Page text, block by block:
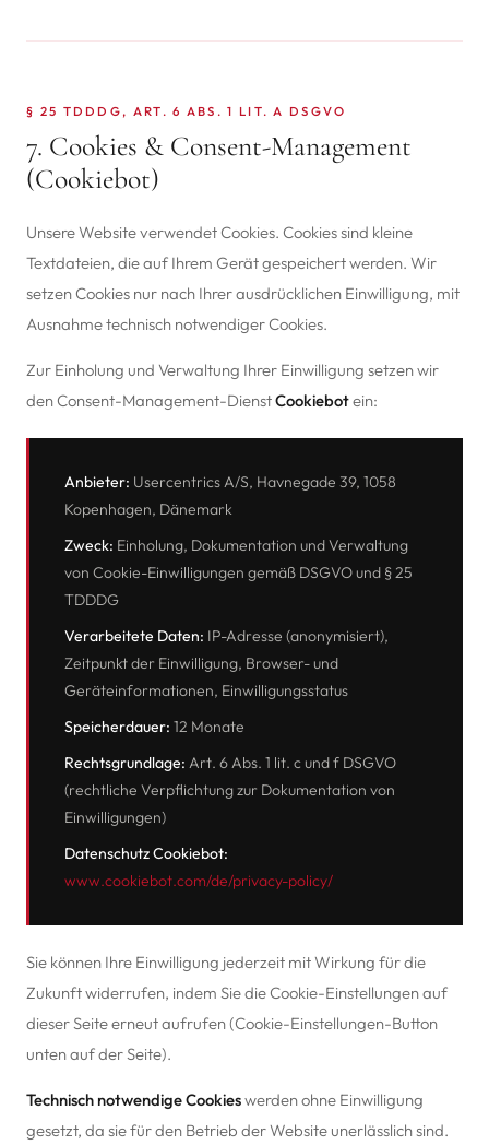
§ 25 TDDDG, ART. 6 ABS. 1 LIT. A DSGVO
7. Cookies & Consent-Management
(Cookiebot)
Unsere Website verwendet Cookies. Cookies sind kleine
Textdateien, die auf Ihrem Gerät gespeichert werden. Wir
setzen Cookies nur nach Ihrer ausdrücklichen Einwilligung, mit
Ausnahme technisch notwendiger Cookies.
Zur Einholung und Verwaltung Ihrer Einwilligung setzen wir
den Consent-Management-DienstCookiebotein:
Anbieter: Usercentrics A/S, Havnegade 39, 1058
Kopenhagen, Dänemark
Zweck: Einholung, Dokumentation und Verwaltung
von Cookie-Einwilligungen gemäß DSGVO und § 25
TDDDG
Verarbeitete Daten: IP-Adresse (anonymisiert),
Zeitpunkt der Einwilligung, Browser- und
Geräteinformationen, Einwilligungsstatus
Speicherdauer: 12 Monate
Rechtsgrundlage: Art. 6 Abs. 1 lit. c und f DSGVO
(rechtliche Verpflichtung zur Dokumentation von
Einwilligungen)
Datenschutz Cookiebot:
www.cookiebot.com/de/privacy-policy/
Sie können Ihre Einwilligung jederzeit mit Wirkung für die
Zukunft widerrufen, indem Sie die Cookie-Einstellungen auf
dieser Seite erneut aufrufen (Cookie-Einstellungen-Button
unten auf der Seite).
Technisch notwendige Cookieswerden ohne Einwilligung
gesetzt, da sie für den Betrieb der Website unerlässlich sind.